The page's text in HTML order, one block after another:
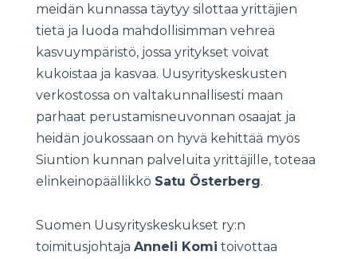
meidän kunnassa täytyy silottaa yrittäjien
tietä ja luoda mahdollisimman vehreä
kasvuympäristö, jossa yritykset voivat
kukoistaa ja kasvaa. Uusyrityskeskusten
verkostossa on valtakunnallisesti maan
parhaat perustamisneuvonnan osaajat ja
heidän joukossaan on hyvä kehittää myös
Siuntion kunnan palveluita yrittäjille, toteaa
elinkeinopäällikkö Satu Österberg.
Suomen Uusyrityskeskukset ry:n
toimitusjohtaja Anneli Komi toivottaa